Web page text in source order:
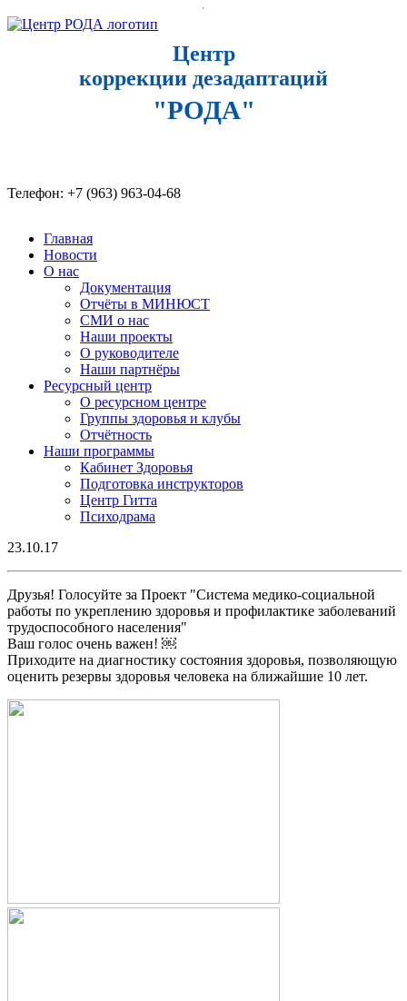
Центр
коррекции дезадаптаций
"РОДА"
Телефон: +7 (963) 963-04-68​
Главная
Новости
О нас
Документация
Отчёты в МИНЮСТ
СМИ о нас
Наши проекты
О руководителе
Наши партнёры
Ресурсный центр
О ресурсном центре
Группы здоровья и клубы
Отчётность
Наши программы
Кабинет Здоровья
Подготовка инструкторов
Центр Гитта
Психодрама
23.10.17
Друзья! Голосуйте за Проект "Система медико-социальной
работы по укреплению здоровья и профилактике заболеваний
трудоспособного населения"
Ваш голос очень важен! ￼
Приходите на диагностику состояния здоровья, позволяющую
оценить резервы здоровья человека на ближайшие 10 лет.